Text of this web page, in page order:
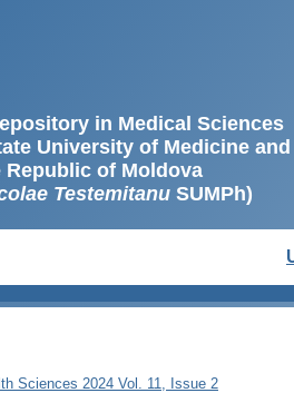
in Medical Sciences
University of Medicine
Republic of Moldova
TestemitanuSUMPh)
Sciences 2024 Vol. 11, Issue 2